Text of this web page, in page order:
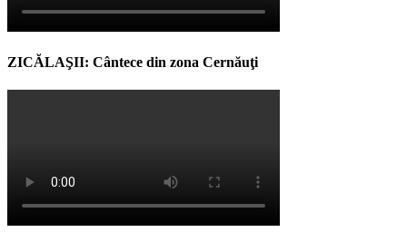
ZICĂLAŞII: Cântece din zona Cernăuţi